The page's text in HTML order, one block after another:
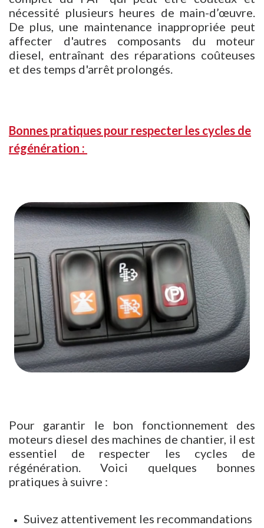
nécessité plusieurs heures de main-d’œuvre.
De plus, une maintenance inappropriée peut
affecter d'autres composants du moteur
diesel, entraînant des réparations coûteuses
et des temps d'arrêt prolongés.
Bonnes pratiques pour respecter les cycles de
régénération :
Pour garantir le bon fonctionnement des
moteurs diesel des machines de chantier, il est
essentiel de respecter les cycles de
régénération. Voici quelques bonnes
pratiques à suivre :
Suivez attentivement les recommandations